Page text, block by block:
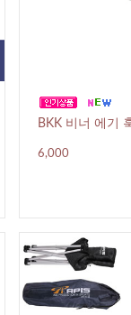
BKK 비너 에기
6,000